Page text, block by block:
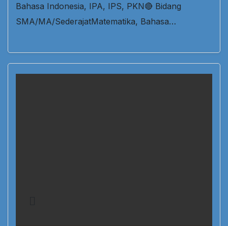
Bahasa Indonesia, IPA, IPS, PKN🔴 Bidang
SMA/MA/SederajatMatematika, Bahasa…